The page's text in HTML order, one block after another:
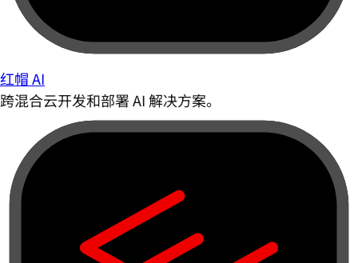
红帽 AI
跨混合云开发和部署 AI 解决方案。